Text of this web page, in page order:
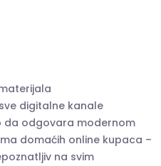
digitalne kanale
da odgovara modernom
domaćih online kupaca –
na svim